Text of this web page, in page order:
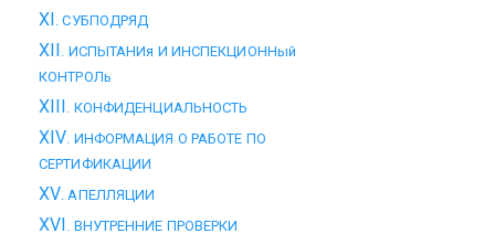
XI . СУБПОДРЯД
XII . ИСПЫТАНИя И ИНСПЕКЦИОННый
КОНТРОЛь
XIII . КОНФИДЕНЦИАЛЬНОСТЬ
XIV . ИНФОРМАЦИЯ О РАБОТЕ ПО
СЕРТИФИКАЦИИ
XV . АПЕЛЛЯЦИИ
XVI . ВНУТРЕННИЕ ПРОВЕРКИ